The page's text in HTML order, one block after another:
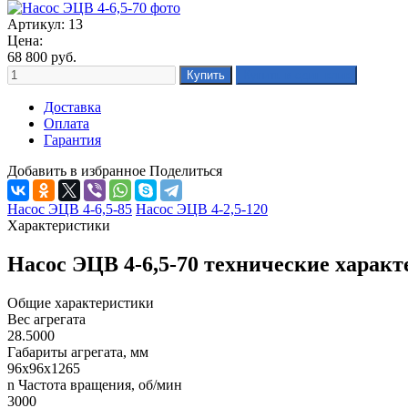
Артикул: 13
Цена:
68 800 руб.
Доставка
Оплата
Гарантия
Добавить в избранное Поделиться
Насос ЭЦВ 4-6,5-85 Насос ЭЦВ 4-2,5-120
Характеристики
Насос ЭЦВ 4-6,5-70 технические
Общие характеристики
Вес агрегата
28.5000
Габариты агрегата, мм
96х96х1265
n Частота вращения, об/мин
3000